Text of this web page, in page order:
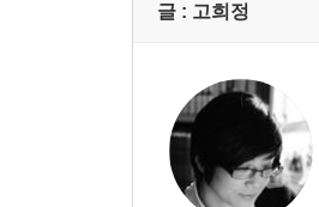
글 : 고희정